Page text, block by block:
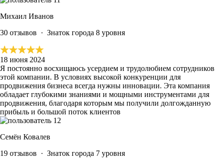
Михаил Иванов
30 отзывов · Знаток города 8 уровня
18 июня 2024
Я постоянно восхищаюсь усердием и трудолюбием сотрудников
этой компании. В условиях высокой конкуренции для
продвижения бизнеса всегда нужны инновации. Эта компания
обладает глубокими знаниями и мощными инструментами для
продвижения, благодаря которым мы получили долгожданную
прибыль и большой поток клиентов
Семён Ковалев
19 отзывов · Знаток города 7 уровня